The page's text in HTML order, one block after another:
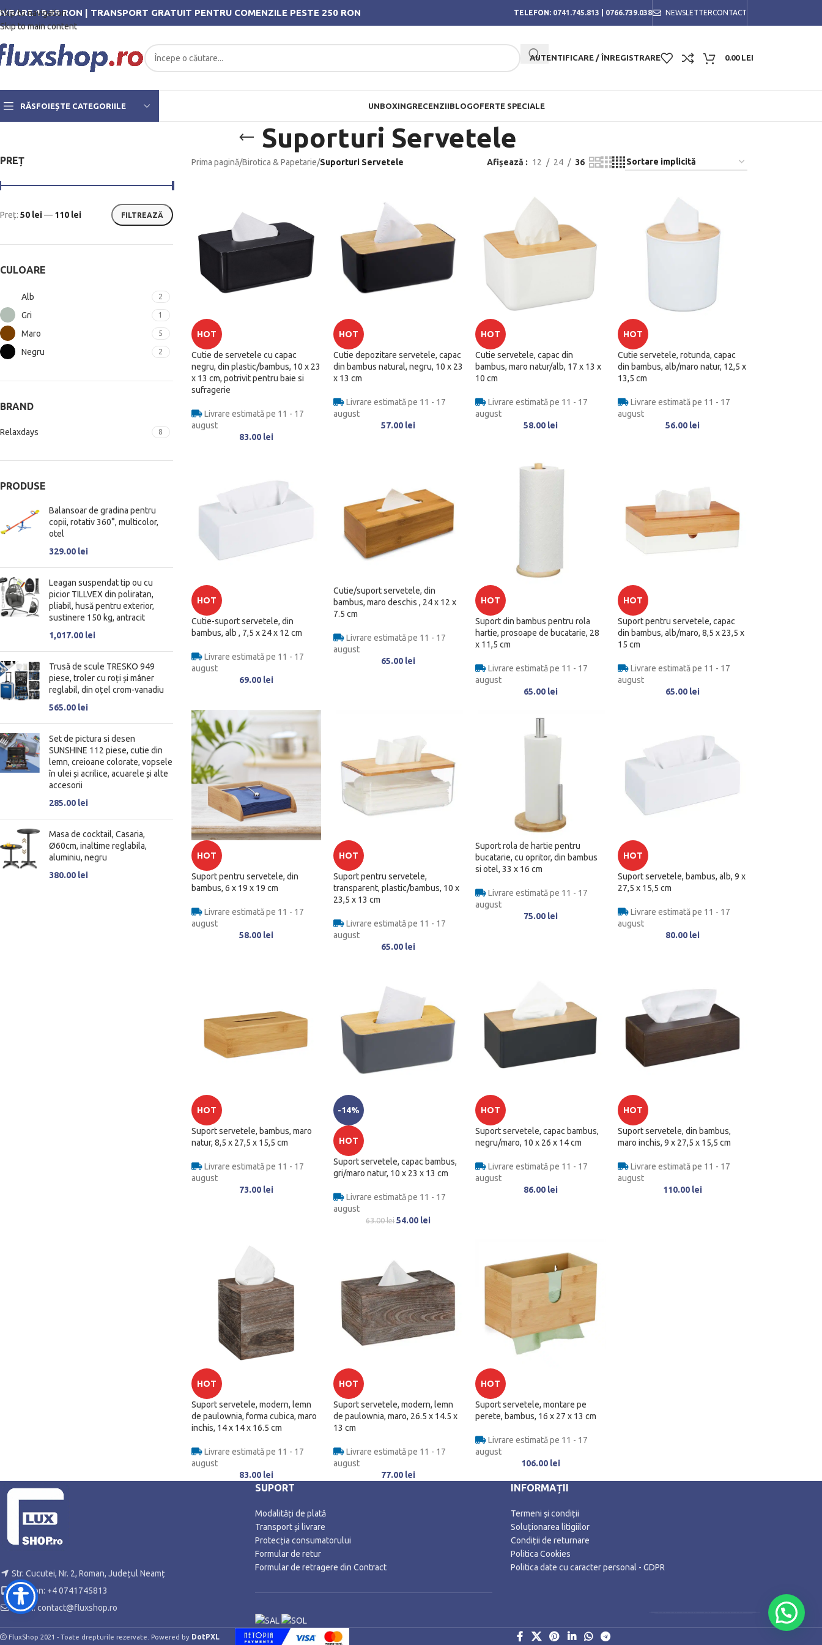
Skip to navigation
Skip to main content
19.99 RON | TRANSPORT GRATUIT PENTRU COMENZILE PESTE 250 RON TELEFON: 0741.745.813 0766.739.038 NEWSLETTERCONTACT
AUTENTIFICARE / ÎNREGISTRARE 0.00 LEI
RĂSFOIEȘTE CATEGORIILE UNBOXINGRECENZIIBLOGOFERTE SPECIALE
Suporturi Servetele
PREȚ
FILTREAZĂ
Preț: 50 lei— 110 lei
CULOARE
Alb 2
Gri 1
Maro 5
Negru 2
BRAND
Relaxdays 8
PRODUSE
Balansoar de gradina pentru
copii, rotativ 360°, multicolor,
otel
329.00 lei
Leagan suspendat tip ou cu
picior TILLVEX din poliratan,
pliabil, husă pentru exterior,
sustinere 150 kg, antracit
1,017.00 lei
Trusă de scule TRESKO 949
piese, troler cu roți și mâner
reglabil, din oțel crom-vanadiu
565.00 lei
Set de pictura si desen
SUNSHINE 112 piese, cutie din
lemn, creioane colorate, vopsele
în ulei și acrilice, acuarele și alte
accesorii
285.00 lei
Masa de cocktail, Casaria,
Ø60cm, inaltime reglabila,
aluminiu, negru
380.00 lei
Prima pagină/Birotica & Papetarie/Suporturi Servetele Afișează 12 24 36
HOT
Cutie de servetele cu capac
negru, din plastic/bambus, 10 x 23
x 13 cm, potrivit pentru baie si
sufragerie
Livrare estimată pe 11 - 17
august
83.00 lei
HOT
Cutie depozitare servetele, capac
din bambus natural, negru, 10 x 23
x 13 cm
Livrare estimată pe 11 - 17
august
57.00 lei
HOT
Cutie servetele, capac din
bambus, maro natur/alb, 17 x 13 x
10 cm
Livrare estimată pe 11 - 17
august
58.00 lei
HOT
Cutie servetele, rotunda, capac
din bambus, alb/maro natur, 12,5 x
13,5 cm
Livrare estimată pe 11 - 17
august
56.00 lei
HOT
Cutie-suport servetele, din
bambus, alb , 7,5 x 24 x 12 cm
Livrare estimată pe 11 - 17
august
69.00 lei
Cutie/suport servetele, din
bambus, maro deschis , 24 x 12 x
7.5 cm
Livrare estimată pe 11 - 17
august
65.00 lei
HOT
Suport din bambus pentru rola
hartie, prosoape de bucatarie, 28
x 11,5 cm
Livrare estimată pe 11 - 17
august
65.00 lei
HOT
Suport pentru servetele, capac
din bambus, alb/maro, 8,5 x 23,5 x
15 cm
Livrare estimată pe 11 - 17
august
65.00 lei
HOT
Suport pentru servetele, din
bambus, 6 x 19 x 19 cm
Livrare estimată pe 11 - 17
august
58.00 lei
HOT
Suport pentru servetele,
transparent, plastic/bambus, 10 x
23,5 x 13 cm
Livrare estimată pe 11 - 17
august
65.00 lei
Suport rola de hartie pentru
bucatarie, cu opritor, din bambus
si otel, 33 x 16 cm
Livrare estimată pe 11 - 17
august
75.00 lei
HOT
Suport servetele, bambus, alb, 9 x
27,5 x 15,5 cm
Livrare estimată pe 11 - 17
august
80.00 lei
HOT
Suport servetele, bambus, maro
natur, 8,5 x 27,5 x 15,5 cm
Livrare estimată pe 11 - 17
august
73.00 lei
-14%
HOT
Suport servetele, capac bambus,
gri/maro natur, 10 x 23 x 13 cm
Livrare estimată pe 11 - 17
august
63.00lei 54.00 lei
HOT
Suport servetele, capac bambus,
negru/maro, 10 x 26 x 14 cm
Livrare estimată pe 11 - 17
august
86.00 lei
HOT
Suport servetele, din bambus,
maro inchis, 9 x 27,5 x 15,5 cm
Livrare estimată pe 11 - 17
august
110.00 lei
HOT
Suport servetele, modern, lemn
de paulownia, forma cubica, maro
inchis, 14 x 14 x 16.5 cm
Livrare estimată pe 11 - 17
august
83.00 lei
HOT
Suport servetele, modern, lemn
de paulownia, maro, 26.5 x 14.5 x
13 cm
Livrare estimată pe 11 - 17
august
77.00 lei
HOT
Suport servetele, montare pe
perete, bambus, 16 x 27 x 13 cm
Livrare estimată pe 11 - 17
august
106.00 lei
Str. Cucutei, Nr. 2, Roman, Județul Neamț
Telefon: +4 0741745813
Email: contact@fluxshop.ro
SUPORT
Modalități de plată
Transport și livrare
Protecția consumatorului
Formular de retur
Formular de retragere din Contract
INFORMAȚII
Termeni și condiții
Soluționarea litigiilor
Condiții de returnare
Politica Cookies
Politica date cu caracter personal - GDPR
FluxShop 2021 - Toate drepturile rezervate. Powered by DotPXL